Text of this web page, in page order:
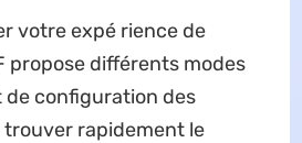
votre expé rience de
propose différents modes
de configuration des
trouver rapidement le